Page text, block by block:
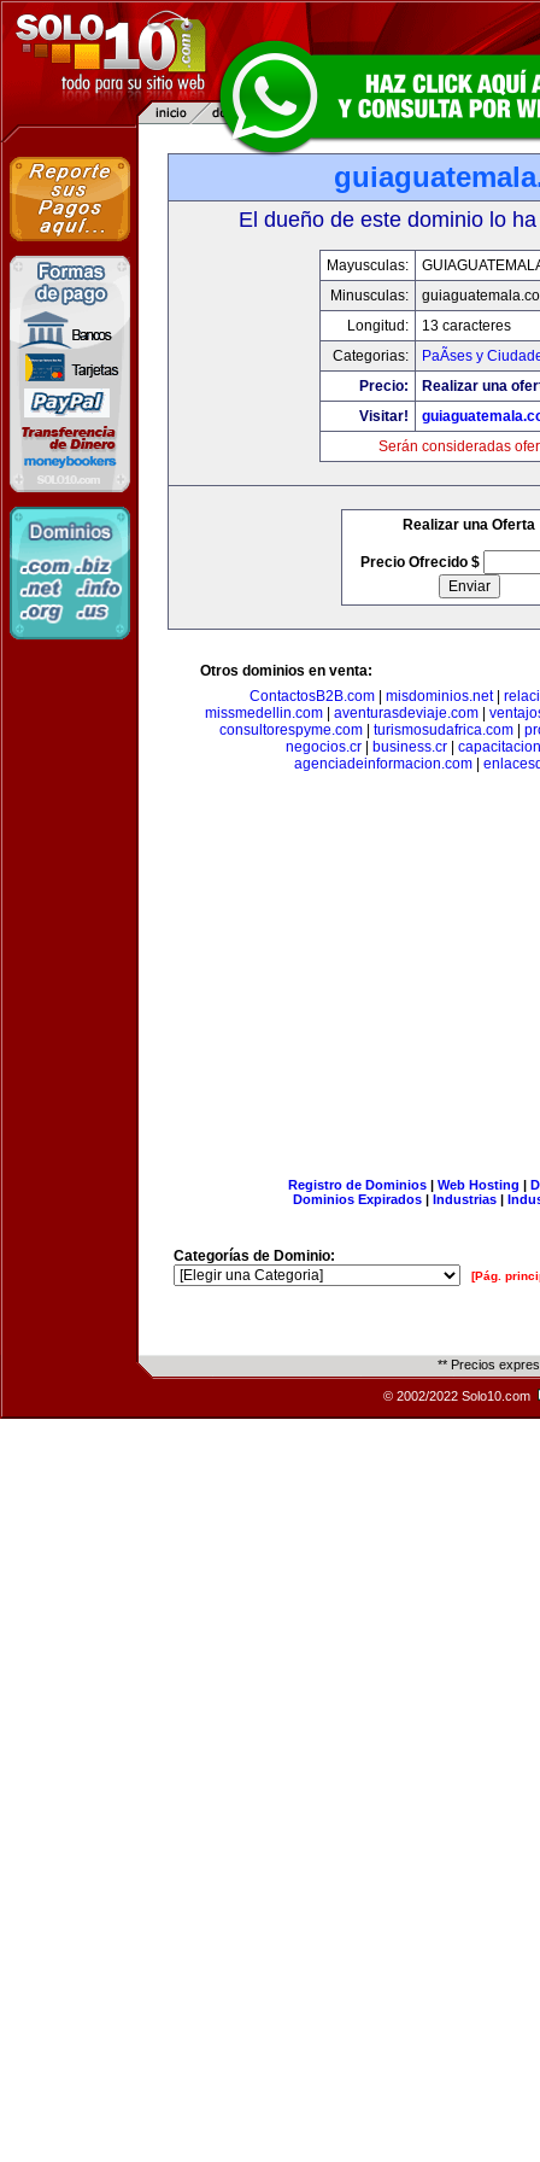
El dueño de este dominio lo
Mayusculas:
Minusculas:
Longitud:
13 caracteres
Categorias:
PaÃ­ses y
Precio:
Realizar una
Visitar!
Serán consideradas
Realizar una Oferta
Precio Ofrecido $
Otros dominios en venta:
ContactosB2B.com
misdominios.net|
missmedellin.com
aventurasdeviaje.com
consultorespyme.com| turismosudafrica.com|
negocios.cr| business.cr|
agenciadeinformacion.com
Registro de Dominios| Web Hosting |
Dominios Expirados | Industrias |
Categorías de Dominio:
[Pág.
** Precios
© 2002/2022 Solo10.com